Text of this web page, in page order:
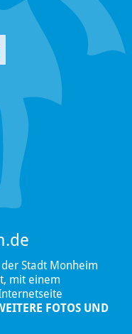
Stadt Monheim
mit einem
FOTOS UND